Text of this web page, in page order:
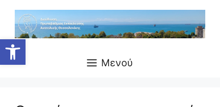
Ανοίξτε τη γραμμή εργαλείων
περιεχόμενο
Μενού